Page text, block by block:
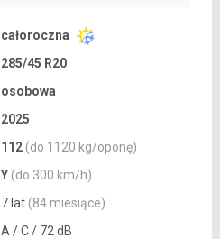
całoroczna
285/45 R20
osobowa
2025
112 (do 1120 kg/oponę)
Y (do 300 km/h)
7 lat (84 miesiące)
A / C / 72 dB